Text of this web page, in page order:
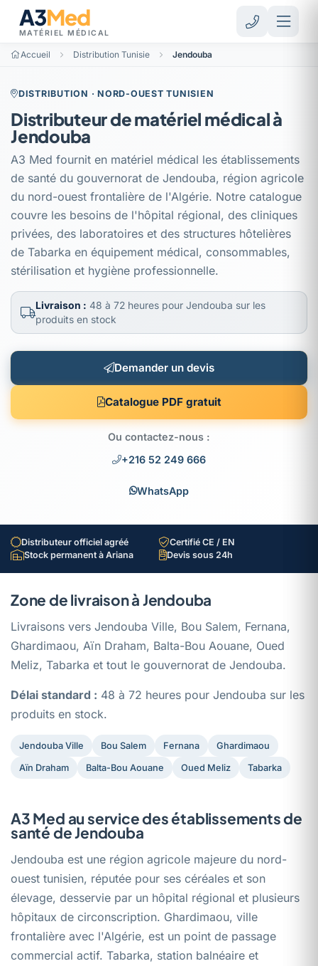
A3Med
MATÉRIEL MÉDICAL
Accueil Distribution Tunisie Jendouba
DISTRIBUTION · NORD-OUEST TUNISIEN
Distributeur de matériel médical à
Jendouba
A3 Med fournit en matériel médical les établissements
de santé du gouvernorat de Jendouba, région agricole
du nord-ouest frontalière de l'Algérie. Notre catalogue
couvre les besoins de l'hôpital régional, des cliniques
privées, des laboratoires et des structures hôtelières
de Tabarka en équipement médical, consommables,
stérilisation et hygiène professionnelle.
Livraison : 48 à 72 heures pour Jendouba sur les
produits en stock
Demander un devis
Catalogue PDF gratuit
Ou contactez-nous :
+216 52 249 666
WhatsApp
Distributeur officiel agréé
Certifié CE / EN
Stock permanent à Ariana
Devis sous 24h
Zone de livraison à Jendouba
Livraisons vers Jendouba Ville, Bou Salem, Fernana,
Ghardimaou, Aïn Draham, Balta-Bou Aouane, Oued
Meliz, Tabarka et tout le gouvernorat de Jendouba.
Délai standard : 48 à 72 heures pour Jendouba sur les
produits en stock.
Jendouba Ville Bou Salem Fernana Ghardimaou
Aïn Draham Balta-Bou Aouane Oued Meliz Tabarka
A3 Med au service des établissements de
santé de Jendouba
Jendouba est une région agricole majeure du nord-
ouest tunisien, réputée pour ses céréales et son
élevage, desservie par un hôpital régional et plusieurs
hôpitaux de circonscription. Ghardimaou, ville
frontalière avec l'Algérie, est un point de passage
commercial actif. Tabarka, station balnéaire et